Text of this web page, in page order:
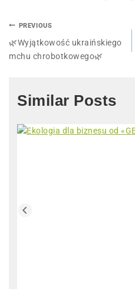
PREVIOUS
🌿Wyjątkowość ukraińskiego
mchu chrobotkowego🌿
Similar Posts